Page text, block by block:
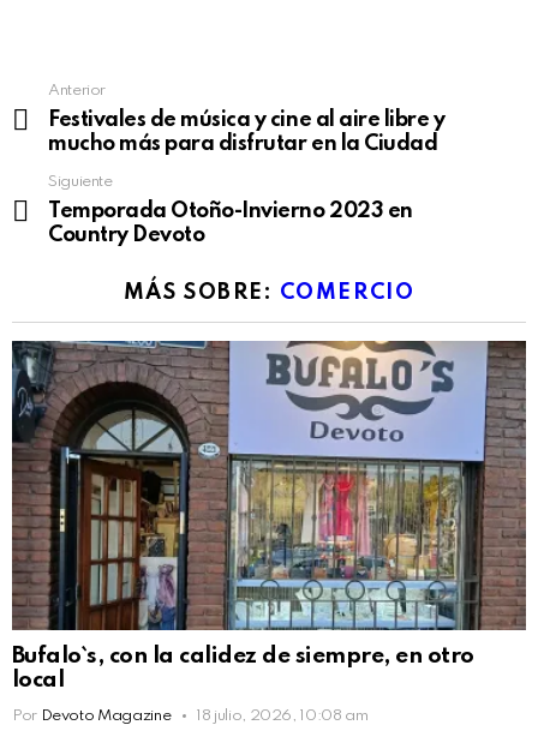
more
Anterior
Festivales de música y cine al aire libre y
mucho más para disfrutar en la Ciudad
Siguiente
Temporada Otoño-Invierno 2023 en
Country Devoto
MÁS SOBRE: COMERCIO
Bufalo`s, con la calidez de siempre, en otro
local
Por Devoto Magazine 18 julio, 2026, 10:08 am